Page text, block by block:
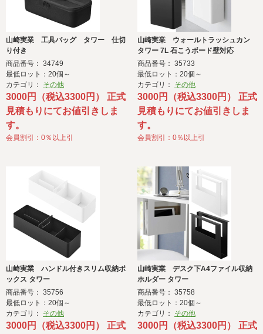
山崎実業 工具バッグ タワー 仕切
り付き
商品番号： 34749
最低ロット：20個～
カテゴリ： その他
3000円（税込3300円） 正式
見積もりにてお値引きしま
す。
会員割引：0％以上引
山崎実業 ウォールトラッシュカン
タワー 7L 石こうボード壁対応
商品番号： 35733
最低ロット：20個～
カテゴリ： その他
3000円（税込3300円） 正式
見積もりにてお値引きしま
す。
会員割引：0％以上引
山崎実業 ハンドル付きスリム収納ボ
ックス タワー
商品番号： 35756
最低ロット：20個～
カテゴリ： その他
3000円（税込3300円） 正式
山崎実業 デスク下A4ファイル収納
ホルダー タワー
商品番号： 35758
最低ロット：20個～
カテゴリ： その他
3000円（税込3300円） 正式